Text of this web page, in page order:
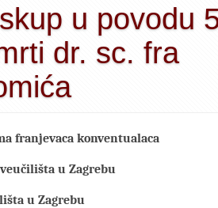
u povodu
dr. sc. fra
franjevaca konventualaca
u Zagrebu
u Zagrebu